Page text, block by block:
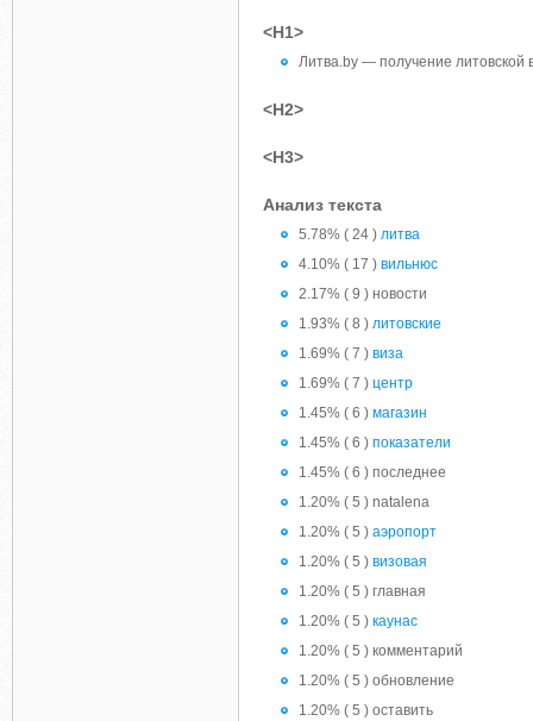
<H1>
Литва.by — получение литовской
<H2>
<H3>
Анализ текста
5.78% ( 24 ) литва
4.10% ( 17 ) вильнюс
2.17% ( 9 ) новости
1.93% ( 8 ) литовские
1.69% ( 7 ) виза
1.69% ( 7 ) центр
1.45% ( 6 ) магазин
1.45% ( 6 ) показатели
1.45% ( 6 ) последнее
1.20% ( 5 ) natalena
1.20% ( 5 ) аэропорт
1.20% ( 5 ) визовая
1.20% ( 5 ) главная
1.20% ( 5 ) каунас
1.20% ( 5 ) комментарий
1.20% ( 5 ) обновление
1.20% ( 5 ) оставить